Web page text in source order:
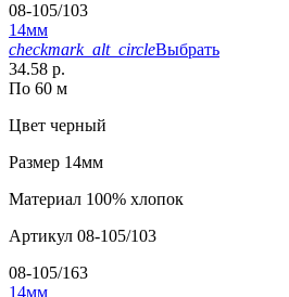
08-105/103
14мм
checkmark_alt_circleВыбрать
34.58 р.
По 60 м
Цвет черный
Размер 14мм
Материал 100% хлопок
Артикул 08-105/103
08-105/163
14мм